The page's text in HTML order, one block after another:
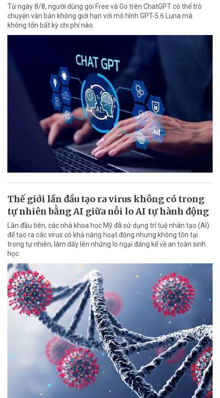
Từ ngày 8/8, người dùng gói Free và Go trên ChatGPT có thể trò
chuyện văn bản không giới hạn với mô hình GPT-5.6 Luna mà
không tốn bất kỳ chi phí nào.
Thế giới lần đầu tạo ra virus không có trong
tự nhiên bằng AI giữa nỗi lo AI tự hành động
Lần đầu tiên, các nhà khoa học Mỹ đã sử dụng trí tuệ nhân tạo (AI)
để tạo ra các virus có khả năng hoạt động nhưng không tồn tại
trong tự nhiên, làm dấy lên những lo ngại đáng kể về an toàn sinh
học.